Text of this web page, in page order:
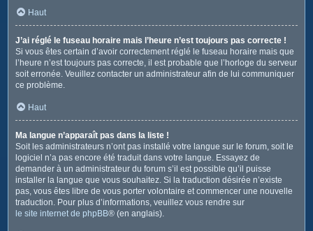
Haut
J’ai réglé le fuseau horaire mais l’heure n’est toujours pas correcte !
Si vous êtes certain d’avoir correctement réglé le fuseau horaire mais que
l’heure n’est toujours pas correcte, il est probable que l’horloge du serveur
soit erronée. Veuillez contacter un administrateur afin de lui communiquer
ce problème.
Haut
Ma langue n’apparaît pas dans la liste !
Soit les administrateurs n’ont pas installé votre langue sur le forum, soit le
logiciel n’a pas encore été traduit dans votre langue. Essayez de
demander à un administrateur du forum s’il est possible qu’il puisse
installer la langue que vous souhaitez. Si la traduction désirée n’existe
pas, vous êtes libre de vous porter volontaire et commencer une nouvelle
traduction. Pour plus d’informations, veuillez vous rendre sur
le site internet de phpBB® (en anglais).